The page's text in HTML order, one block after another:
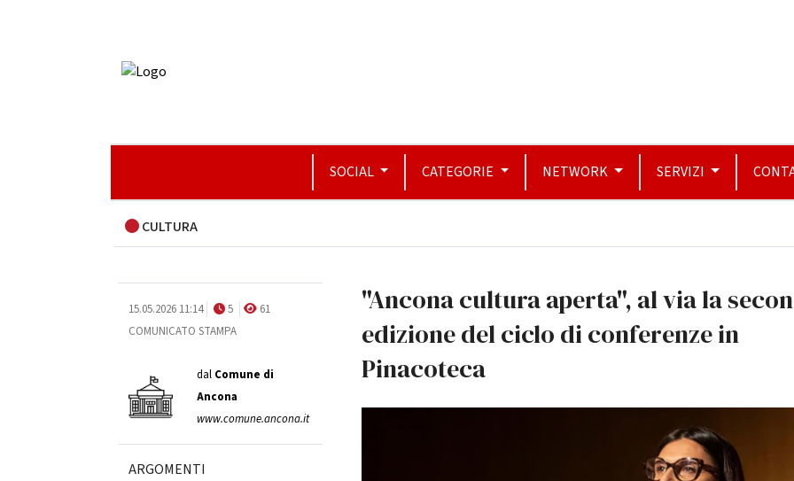
SOCIAL CATEGORIE NETWORK SERVIZI
CULTURA
15.05.2026 11:14 5
61
COMUNICATO STAMPA
dal Comune di
Ancona
www.comune.ancona.it
ARGOMENTI
"Ancona cultura aperta", al via la
edizione del ciclo di conferenze in
Pinacoteca